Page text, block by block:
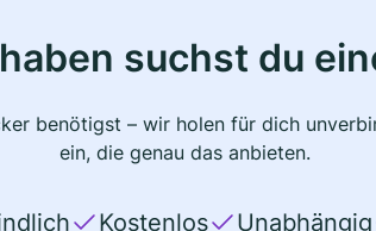
suchst du
benötigst – wir holen für dich
ein, die genau das anbieten.
Kostenlos Unabhängig